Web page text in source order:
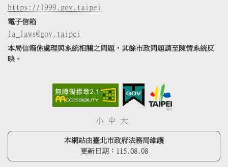
https://1999.gov.taipei
電子信箱
la_laws@gov.taipei
本局信箱係處理與系統相關之問題，其餘市政問題請至陳情系統反
映。
小 中 大
本網站由臺北市政府法務局維護
更新日期： 115.08.08